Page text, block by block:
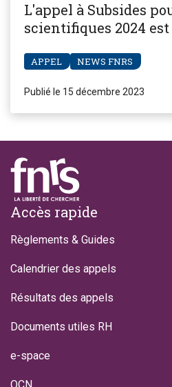
L'appel à Subsides
scientifiques 2024
APPEL NEWS FNRS
Publié le 15 décembre 2023
Footer
Accès rapide
Règlements & Guides
Calendrier des appels
Résultats des appels
Documents utiles RH
e-space